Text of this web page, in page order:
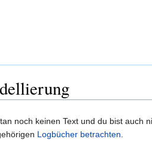
noch keinen Text und du bist auch
Logbücher betrachten